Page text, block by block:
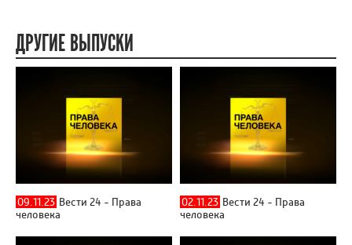
ДРУГИЕ ВЫПУСКИ
09.11.23 Вести 24 - Права
человека
02.11.23 Вести 24 - Права
человека